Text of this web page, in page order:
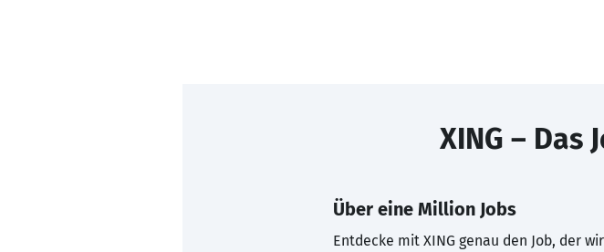
XING – Das
Über eine Million Jobs
Entdecke mit XING genau den Job, der